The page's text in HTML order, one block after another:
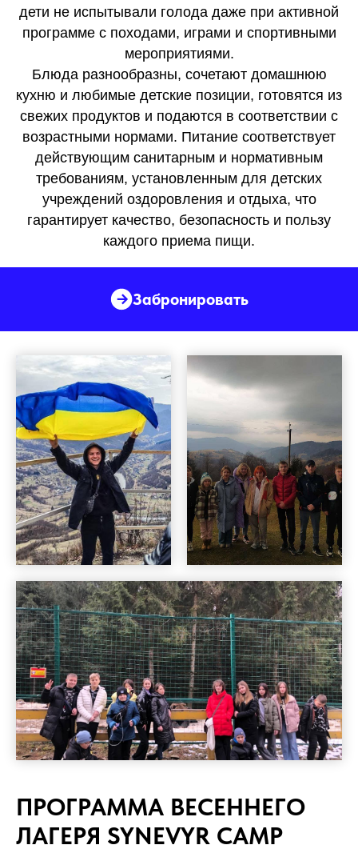
дети не испытывали голода даже при активной
программе с походами, играми и спортивными
мероприятиями.
Блюда разнообразны, сочетают домашнюю
кухню и любимые детские позиции, готовятся из
свежих продуктов и подаются в соответствии с
возрастными нормами. Питание соответствует
действующим санитарным и нормативным
требованиям, установленным для детских
учреждений оздоровления и отдыха, что
гарантирует качество, безопасность и пользу
каждого приема пищи.
Забронировать
ПРОГРАММА ВЕСЕННЕГО
ЛАГЕРЯ SYNEVYR CAMP